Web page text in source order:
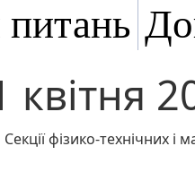
квітня
Секції фізико-технічних